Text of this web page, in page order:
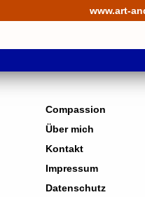
www.art-
Compassion
Über mich
Kontakt
Impressum
Datenschutz